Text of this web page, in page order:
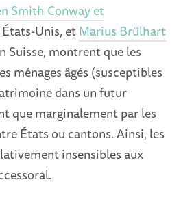
Smith Conway et
États-Unis, etMarius Brülhart
Suisse, montrent que les
ménages âgés (susceptibles
dans un futur
que marginalement par les
États ou cantons. Ainsi, les
insensibles aux